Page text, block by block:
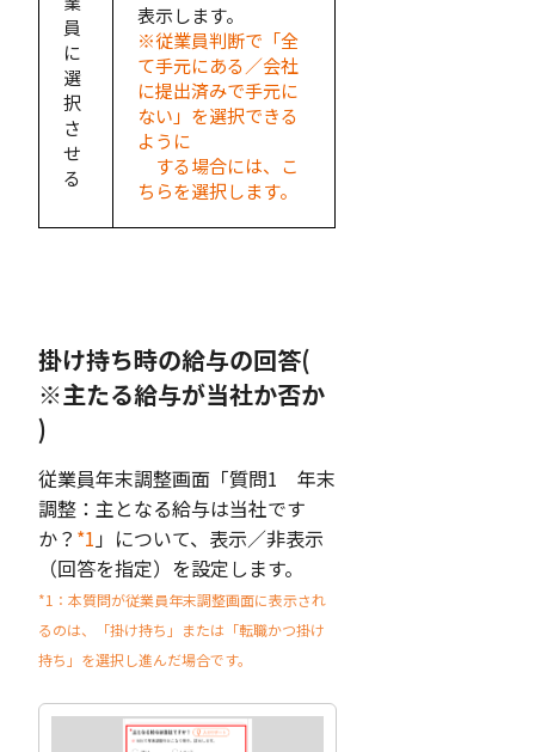
員
に
選
択
さ
せ
る
表示します。
※従業員判断で「全
て手元にある／会社
に提出済みで手元に
ない」を選択できる
ように
する場合には、こ
ちらを選択します。
掛け持ち時の給与の回答(
※主たる給与が当社か否か
)
従業員年末調整画面「質問1 年末
調整：主となる給与は当社です
か？ *1」について、表示／非表示
（回答を指定）を設定します。
*1：本質問が従業員年末調整画面に表示され
るのは、「掛け持ち」または「転職かつ掛け
持ち」を選択し進んだ場合です。